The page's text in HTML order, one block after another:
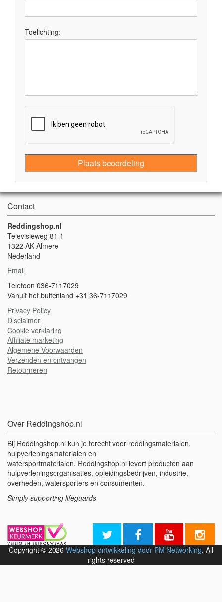
Toelichting:
Plaats beoordeling
Contact
Reddingshop.nl
Televisieweg 81-1
1322 AK Almere
Nederland
Email
Telefoon 036-7117029
Vanuit het buitenland +31 36-7117029
Privacy Policy
Disclaimer
Cookie verklaring
Affiliate marketing
Algemene Voorwaarden
Verzenden en ontvangen
Retourneren
Over Reddingshop.nl
Bij Reddingshop.nl kun je terecht voor reddingsmaterialen,
hulpverleningsmaterialen en
watersportmaterialen. Reddingshop.nl levert producten aan
hulpverleningsorganisaties, opleidingsbedrijven, industrie,
overheden, watersporters en consumenten.
Simply supporting lifeguards
Copyright © 2026 Webshop ontwikkeling door PM Networking. All
rights reserved